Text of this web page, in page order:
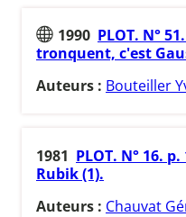
1990 PLOT. N°
tronquent, c'est
Auteurs : Bouteiller
1981 PLOT. N° 16.
Rubik (1).
Auteurs : Chauvat